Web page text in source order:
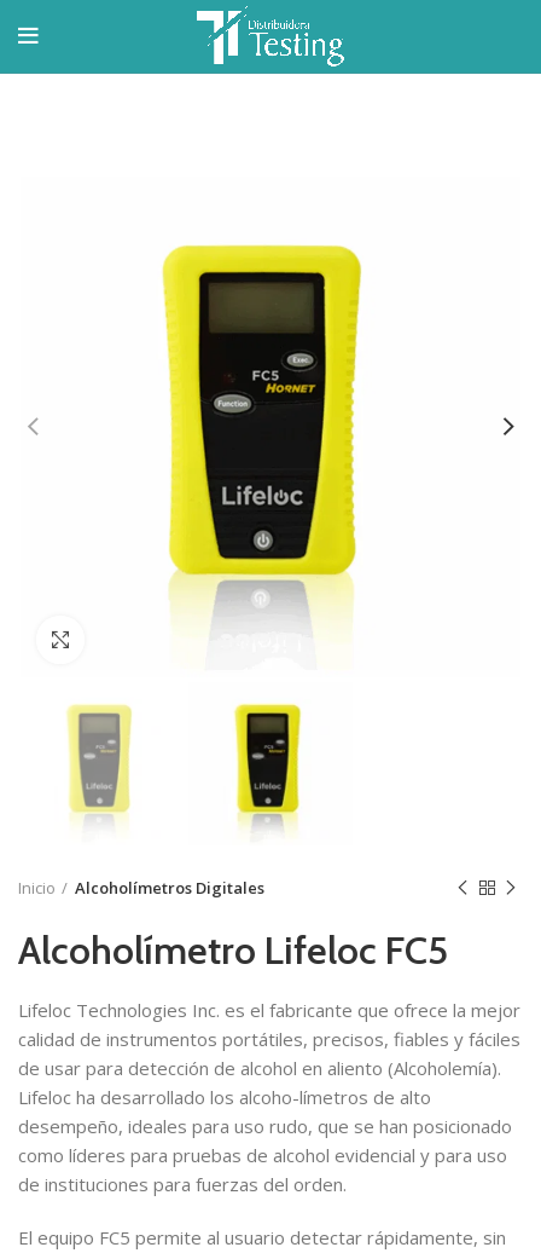
Inicio Alcoholímetros Digitales
Alcoholímetro Lifeloc FC5
Lifeloc Technologies Inc. es el fabricante que ofrece la mejor
calidad de instrumentos portátiles, precisos, fiables y fáciles
de usar para detección de alcohol en aliento (Alcoholemía).
Lifeloc ha desarrollado los alcoho-límetros de alto
desempeño, ideales para uso rudo, que se han posicionado
como líderes para pruebas de alcohol evidencial y para uso
de instituciones para fuerzas del orden.
El equipo FC5 permite al usuario detectar rápidamente, sin